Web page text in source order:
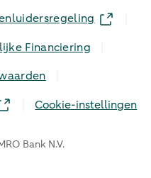
Financiering
Cookie-instellingen
Bank N.V.